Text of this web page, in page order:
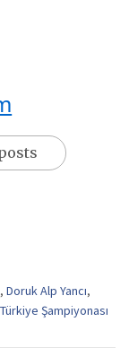
, Doruk Alp Yancı,
Şampiyonası